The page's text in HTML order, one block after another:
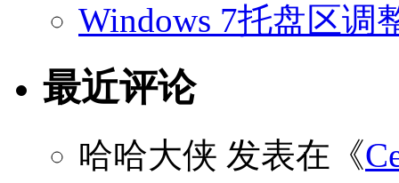
Windows 7托盘区调
最近评论
哈哈大侠 发表在《